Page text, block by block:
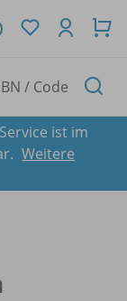
ist im
Weitere